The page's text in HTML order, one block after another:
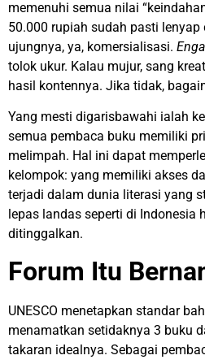
memenuhi semua nilai
50.000 rupiah sudah pasti lenyap
ujungnya, ya, komersialisasi.
tolok ukur. Kalau mujur, sang
hasil kontennya. Jika tidak,
Yang mesti digarisbawahi ialah
semua pembaca buku memiliki
melimpah. Hal ini dapat
kelompok: yang memiliki akses
terjadi dalam dunia literasi yang
lepas landas seperti di Indonesia
ditinggalkan.
Forum Itu
UNESCO menetapkan standar
menamatkan setidaknya 3 buku
takaran idealnya. Sebagai